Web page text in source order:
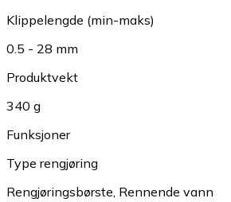
Klippelengde (min-maks)
0.5 - 28 mm
Produktvekt
340 g
Funksjoner
Type rengjøring
Rengjøringsbørste Rennende vann